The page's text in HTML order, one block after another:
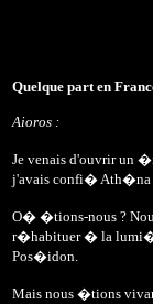
Quelque part en
Aioros :
Je venais d'ouvrir un
j'avais confi� Ath�na
O� �tions-nous ?
r�habituer � la
Pos�idon.
Mais nous �tions